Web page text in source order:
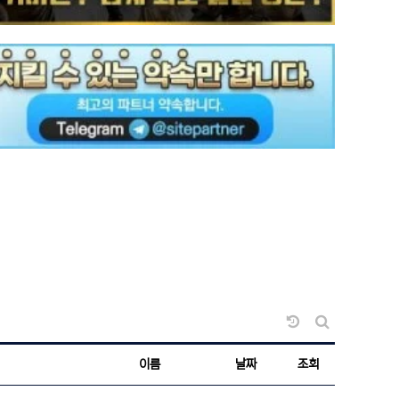
날짜순 정렬
게시판 검색
이름
날짜 조회